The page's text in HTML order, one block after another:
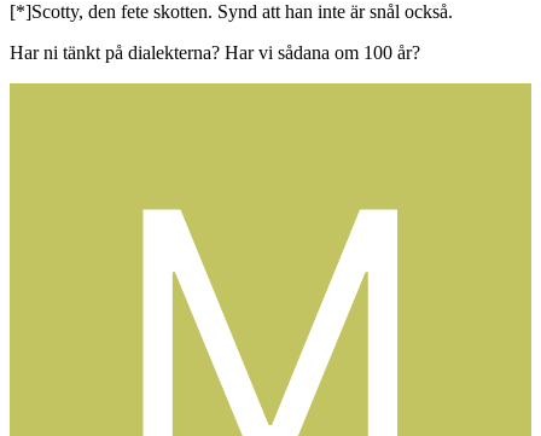
[*]Scotty, den fete skotten. Synd att han inte är snål också.
Har ni tänkt på dialekterna? Har vi sådana om 100 år?